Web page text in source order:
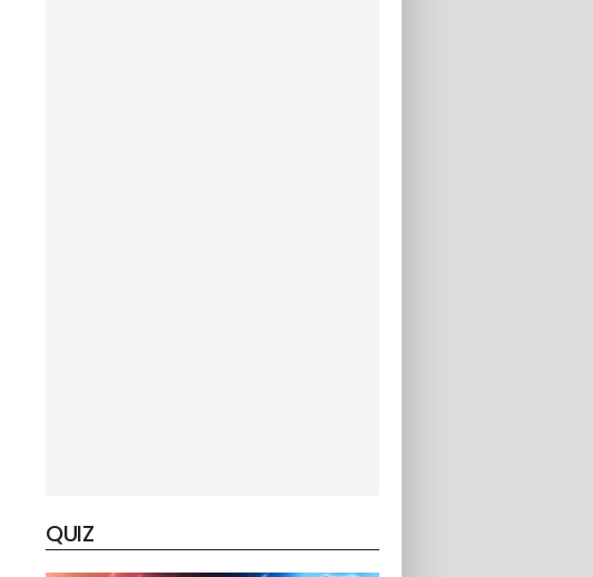
QUIZ